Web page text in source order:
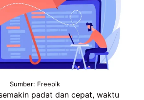
Sumber: Freepik
padat dan cepat, waktu